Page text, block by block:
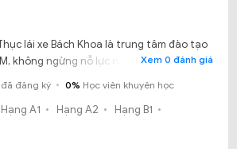
lái xe Bách Khoa là trung tâm đào tạo
không ngừng nỗ lực nâng cao chất
sư phạm của giáo viên, đầu tư xe đời
đào tạo để việc học, thi trở nên dễ
Xem 0 đánh giá
đăng ký 0% Học viên khuyên học
Hạng A1 Hạng A2
Hạng B1